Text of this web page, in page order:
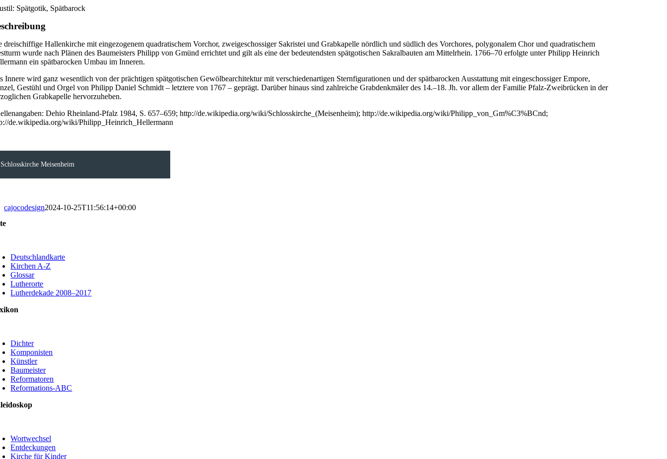
Spätgotik, Spätbarock
dreischiffige Hallenkirche mit eingezogenem quadratischem Vorchor, zweigeschossiger Sakristei und Grabkapelle nördlich und südlich des Vorchores, polygonalem Chor und quadratischem
wurde nach Plänen des Baumeisters Philipp von Gmünd errichtet und gilt als eine der bedeutendsten spätgotischen Sakralbauten am Mittelrhein. 1766–70 erfolgte unter Philipp Heinrich
ein spätbarocken Umbau im Inneren.
Innere wird ganz wesentlich von der prächtigen spätgotischen Gewölbearchitektur mit verschiedenartigen Sternfigurationen und der spätbarocken Ausstattung mit eingeschossiger Empore,
Gestühl und Orgel von Philipp Daniel Schmidt – letztere von 1767 – geprägt. Darüber hinaus sind zahlreiche Grabdenkmäler des 14.–18. Jh. vor allem der Familie Pfalz-Zweibrücken in der
Grabkapelle hervorzuheben.
Dehio Rheinland-Pfalz 1984, S. 657–659; http://de.wikipedia.org/wiki/Schlosskirche_(Meisenheim); http://de.wikipedia.org/wiki/Philipp_von_Gm%C3%BCnd;
de.wikipedia.org/wiki/Philipp_Heinrich_Hellermann
Schlosskirche Meisenheim
cajocodesign2024-10-25T11:56:14+00:00
Deutschlandkarte
Kirchen A-Z
Glossar
Lutherorte
Lutherdekade 2008–2017
Dichter
Komponisten
Künstler
Baumeister
Reformatoren
Reformations-ABC
Wortwechsel
Entdeckungen
Kirche für Kinder